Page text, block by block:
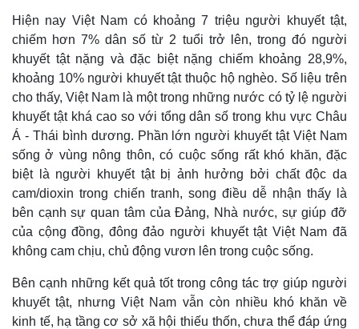
Pháp luật
Vụ án
Tin nóng
Tư vấn luật
Quân sự - Quốc phòng
Việt Nam
Phân tích
Hiện nay Việt Nam có khoảng 7 triệu người khuyết tật,
chiếm hơn 7% dân số từ 2 tuổi trở lên, trong đó người
khuyết tật nặng và đặc biệt nặng chiếm khoảng 28,9%,
khoảng 10% người khuyết tật thuộc hộ nghèo. Số liệu trên
cho thấy, Việt Nam là một trong những nước có tỷ lệ người
khuyết tật khá cao so với tổng dân số trong khu vực Châu
Á - Thái bình dương. Phần lớn người khuyết tật Việt Nam
sống ở vùng nông thôn, có cuộc sống rất khó khăn, đặc
biệt là người khuyết tật bị ảnh hưởng bởi chất độc da
cam/dioxin trong chiến tranh, song điều dễ nhận thấy là
bên cạnh sự quan tâm của Đảng, Nhà nước, sự giúp đỡ
của cộng đồng, đông đảo người khuyết tật Việt Nam đã
không cam chịu, chủ động vươn lên trong cuộc sống.
Bên cạnh những kết quả tốt trong công tác trợ giúp người
khuyết tật, nhưng Việt Nam vẫn còn nhiều khó khăn về
kinh tế, hạ tầng cơ sở xã hội thiếu thốn, chưa thể đáp ứng